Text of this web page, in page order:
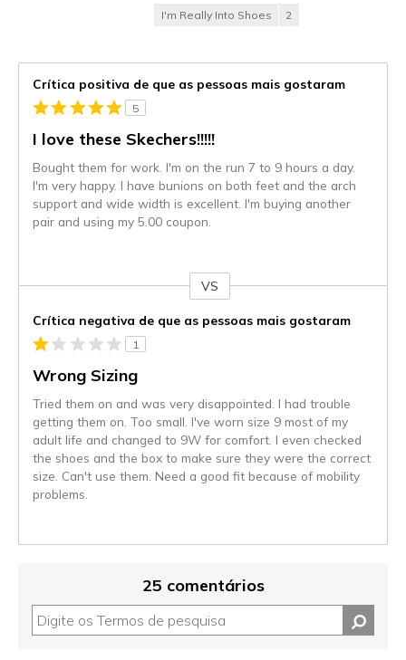
I'm Really Into Shoes 2
Crítica positiva de que as pessoas mais gostaram
5
I love these Skechers!!!!!
Bought them for work. I'm on the run 7 to 9 hours a day.
I'm very happy. I have bunions on both feet and the arch
support and wide width is excellent. I'm buying another
pair and using my 5.00 coupon.
VS
Crítica negativa de que as pessoas mais gostaram
1
Wrong Sizing
Tried them on and was very disappointed. I had trouble
getting them on. Too small. I've worn size 9 most of my
adult life and changed to 9W for comfort. I even checked
the shoes and the box to make sure they were the correct
size. Can't use them. Need a good fit because of mobility
problems.
25 comentários